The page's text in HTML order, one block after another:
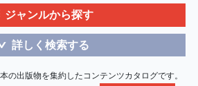
ジャンルから探す
詳しく検索する
の出版物を集約したコンテンツカタログです。